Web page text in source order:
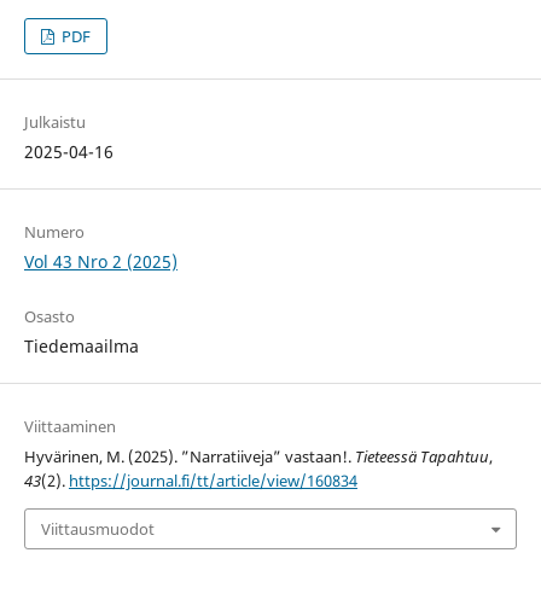
PDF
Julkaistu
2025-04-16
Numero
Vol 43 Nro 2 (2025)
Osasto
Tiedemaailma
Viittaaminen
Hyvärinen, M. (2025). ”Narratiiveja” vastaan!. Tieteessä Tapahtuu,
43(2). https://journal.fi/tt/article/view/160834
Viittausmuodot